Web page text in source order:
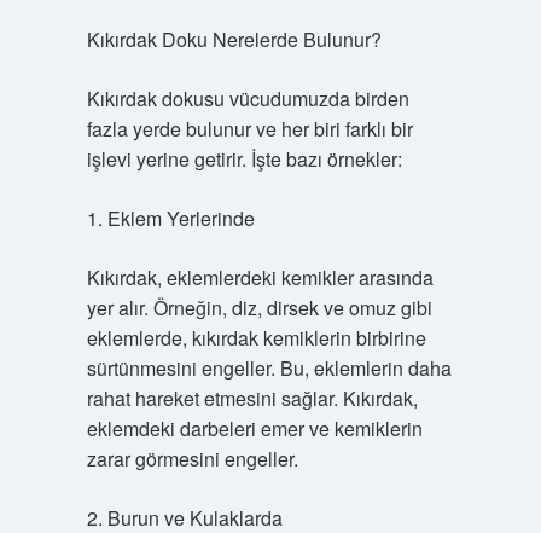
Kıkırdak Doku Nerelerde Bulunur?
Kıkırdak dokusu vücudumuzda birden
fazla yerde bulunur ve her biri farklı bir
işlevi yerine getirir. İşte bazı örnekler:
1. Eklem Yerlerinde
Kıkırdak, eklemlerdeki kemikler arasında
yer alır. Örneğin, diz, dirsek ve omuz gibi
eklemlerde, kıkırdak kemiklerin birbirine
sürtünmesini engeller. Bu, eklemlerin daha
rahat hareket etmesini sağlar. Kıkırdak,
eklemdeki darbeleri emer ve kemiklerin
zarar görmesini engeller.
2. Burun ve Kulaklarda